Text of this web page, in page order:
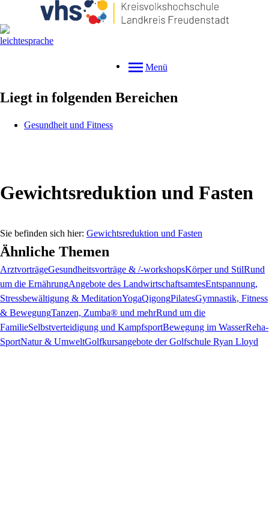
Menü
Liegt in folgenden Bereichen
Gesundheit und Fitness
Gewichtsreduktion und Fasten
Gewichtsreduktion und Fasten
Ähnliche Themen
ArztvorträgeGesundheitsvorträge & /-workshopsKörper und StilRund
um die ErnährungAngebote des LandwirtschaftsamtesEntspannung,
Stressbewältigung & MeditationYogaQigongPilatesGymnastik, Fitness
& BewegungTanzen, Zumba® und mehrRund um die
FamilieSelbstverteidigung und KampfsportBewegung im WasserReha-
SportNatur & UmweltGolfkursangebote der Golfschule Ryan Lloyd